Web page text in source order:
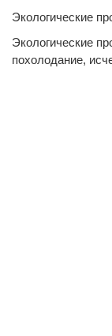
Экологические
Экологические
похолодание,